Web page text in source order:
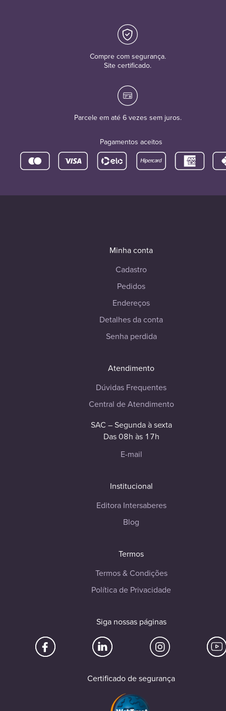
Compre com segurança.
Site certificado.
Parcele em até 6 vezes sem juros.
Pagamentos aceitos
Minha conta
Cadastro
Pedidos
Endereços
Detalhes da conta
Senha perdida
Atendimento
Dúvidas Frequentes
Central de Atendimento
SAC – Segunda à sexta
Das 08h às 17h
E-mail
Institucional
Editora Intersaberes
Blog
Termos
Termos & Condições
Política de Privacidade
Siga nossas páginas
Certificado de segurança